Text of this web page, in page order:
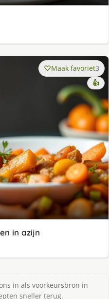
Maak favoriet3
👍
in azijn
in als voorkeursbron in
sneller terug.